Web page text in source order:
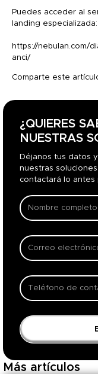
Puedes acceder al
landing especializada:
https://nebulan.com/
anci/
Comparte este
¿QUIERES
NUESTRAS
Déjanos tus datos
nuestras
contactará lo antes
Más artículos